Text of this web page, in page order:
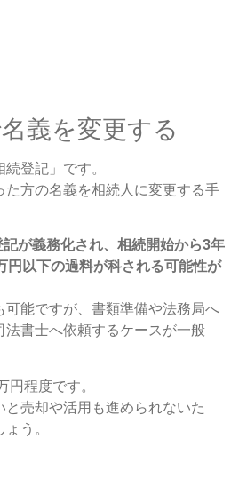
義を変更する
登記」です。
方の名義を相続人に変更する手
が義務化され、相続開始から3年
円以下の過料が科される可能性が
可能ですが、書類準備や法務局へ
書士へ依頼するケースが一般
程度です。
売却や活用も進められないた
う。